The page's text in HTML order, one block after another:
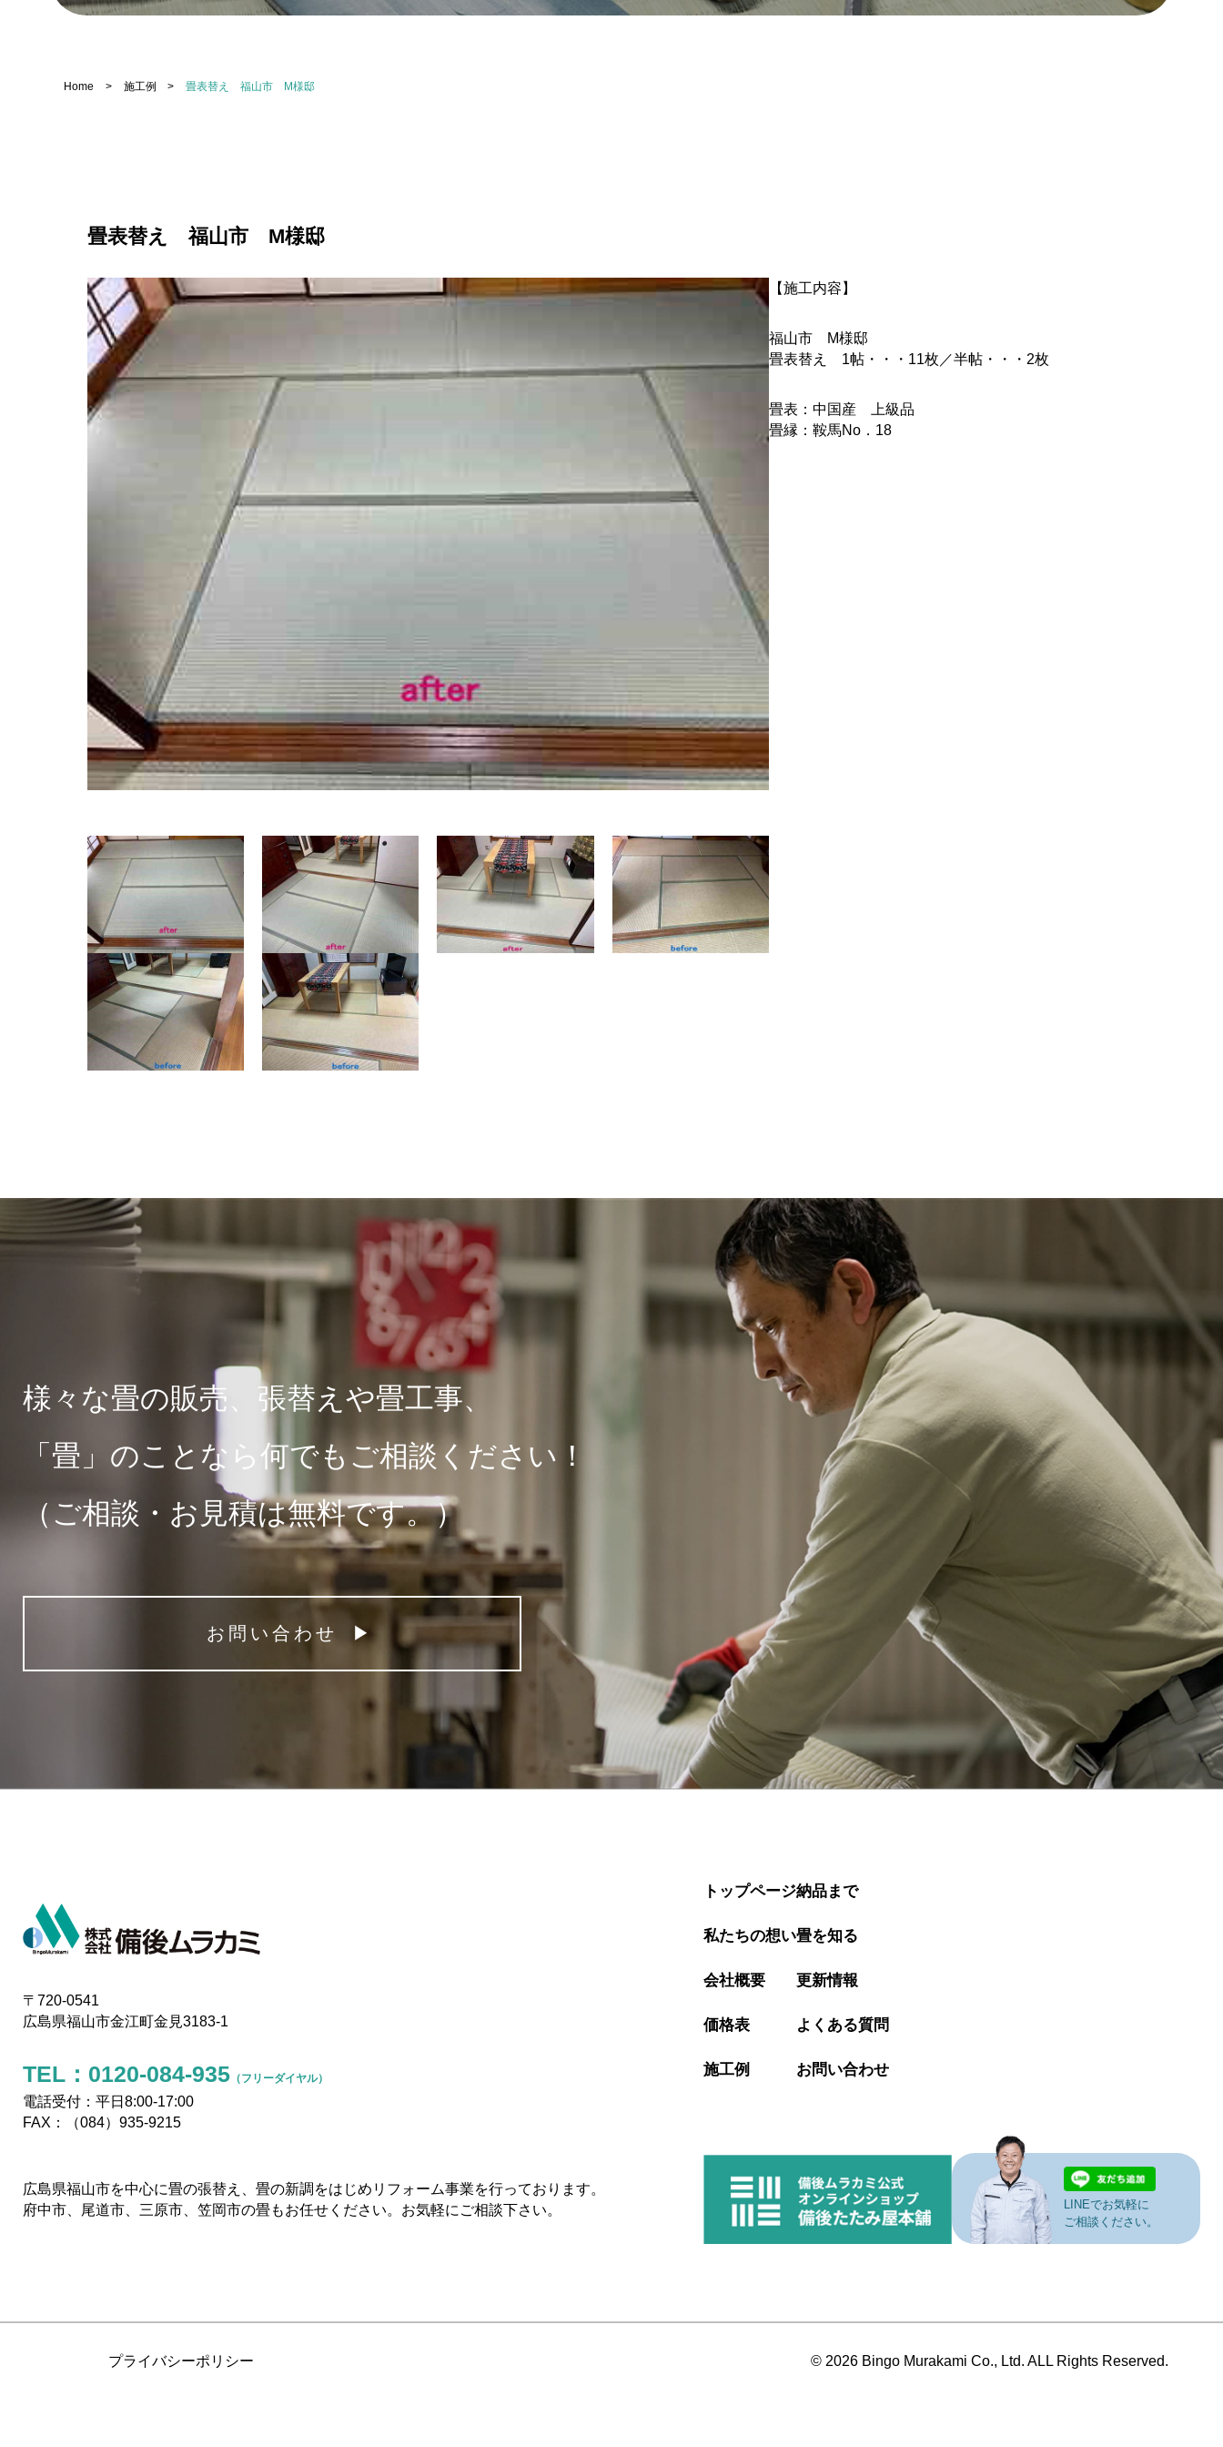
Home > 施工例 > 畳表替え 福山市 M様邸
畳表替え 福山市 M様邸
【施工内容】
福山市 M様邸
畳表替え 1帖・・・11枚／半帖・・・2枚
畳表：中国産 上級品
畳縁：鞍馬No．18
様々な畳の販売、張替えや畳工事、
「畳」のことなら何でもご相談ください！
（ご相談・お見積は無料です。）
お問い合わせ
〒720-0541
広島県福山市金江町金見3183-1
TEL： 0120-084-935 （フリーダイヤル）
電話受付：平日8:00-17:00
FAX：（084）935-9215
広島県福山市を中心に畳の張替え、畳の新調をはじめリフォーム事業を行っております。
府中市、尾道市、三原市、笠岡市の畳もお任せください。お気軽にご相談下さい。
トップページ
私たちの想い
会社概要
価格表
施工例
納品まで
畳を知る
更新情報
よくある質問
お問い合わせ
LINEでお気軽に
ご相談ください。
プライバシーポリシー © 2026 Bingo Murakami Co., Ltd. ALL Rights Reserved.